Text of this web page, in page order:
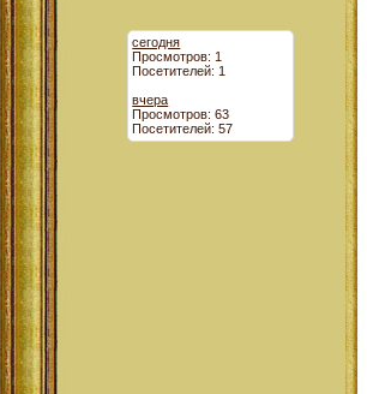
сегодня
Просмотров: 1
Посетителей: 1
вчера
Просмотров: 63
Посетителей: 57